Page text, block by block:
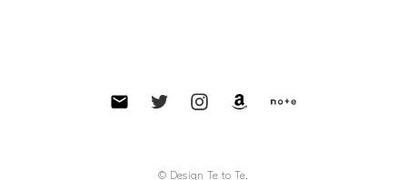
© Design Te to Te.